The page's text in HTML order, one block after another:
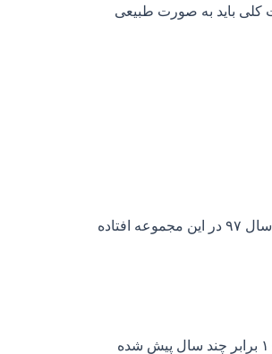
کلی باید به صورت طبیعی
اینکه گفته می‌شود حداقل قیمت یعنی از میزان سودی که یک مجموعه می تواند داشته باشد آن را به میزان کمتری رسانده و این اتفاق حداقل بعد از سال ۹۷ در این مجموعه افتاده
آرام آرام صعودی شد به گونه‌ای که در حال حاضر در برخی از محصولات نرخ آن ۱۰ برابر چند سال پیش شده